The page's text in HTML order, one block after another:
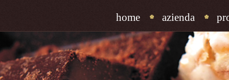
home azienda